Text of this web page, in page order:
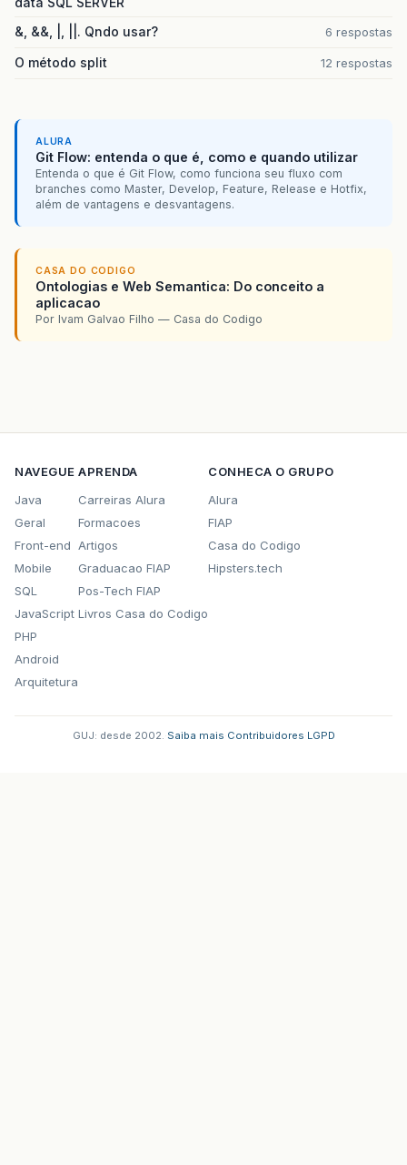
&, &&, |, ||. Qndo usar?
6 respostas
O método split 12 respostas
ALURA
Git Flow: entenda o que é, como e quando utilizar
Entenda o que é Git Flow, como funciona seu fluxo com
branches como Master, Develop, Feature, Release e Hotfix,
além de vantagens e desvantagens.
CASA DO CODIGO
Ontologias e Web Semantica: Do conceito a
aplicacao
Por Ivam Galvao Filho — Casa do Codigo
NAVEGUE
Java
Geral
Front-end
Mobile
SQL
JavaScript
PHP
Android
Arquitetura
APRENDA
Carreiras Alura
Formacoes
Artigos
Graduacao FIAP
Pos-Tech FIAP
Livros Casa do Codigo
CONHECA O GRUPO
Alura
FIAP
Casa do Codigo
Hipsters.tech
GUJ: desde 2002. Saiba mais Contribuidores LGPD